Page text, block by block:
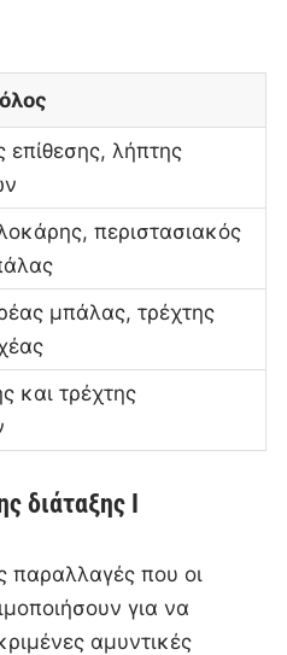
επίθεσης, λήπτης
περιστασιακός
μπάλας, τρέχτης
και τρέχτης
διάταξης I
παραλλαγές που οι
για να
αμυντικές